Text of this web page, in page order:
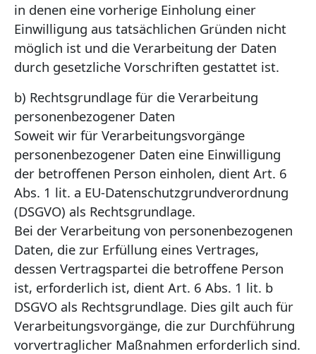
in denen eine vorherige Einholung einer
Einwilligung aus tatsächlichen Gründen nicht
möglich ist und die Verarbeitung der Daten
durch gesetzliche Vorschriften gestattet ist.
b) Rechtsgrundlage für die Verarbeitung
personenbezogener Daten
Soweit wir für Verarbeitungsvorgänge
personenbezogener Daten eine Einwilligung
der betroffenen Person einholen, dient Art. 6
Abs. 1 lit. a EU-Datenschutzgrundverordnung
(DSGVO) als Rechtsgrundlage.
Bei der Verarbeitung von personenbezogenen
Daten, die zur Erfüllung eines Vertrages,
dessen Vertragspartei die betroffene Person
ist, erforderlich ist, dient Art. 6 Abs. 1 lit. b
DSGVO als Rechtsgrundlage. Dies gilt auch für
Verarbeitungsvorgänge, die zur Durchführung
vorvertraglicher Maßnahmen erforderlich sind.